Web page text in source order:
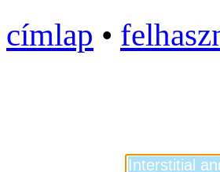
címlap •